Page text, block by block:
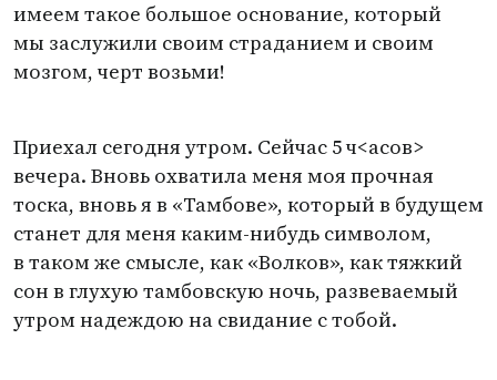
имеем такое большое основание, который
мы заслужили своим страданием и своим
мозгом, черт возьми!
Приехал сегодня утром. Сейчас 5 ч<асов>
вечера. Вновь охватила меня моя прочная
тоска, вновь я в «Тамбове», который в будущем
станет для меня каким-нибудь символом,
в таком же смысле, как «Волков», как тяжкий
сон в глухую тамбовскую ночь, развеваемый
утром надеждою на свидание с тобой.